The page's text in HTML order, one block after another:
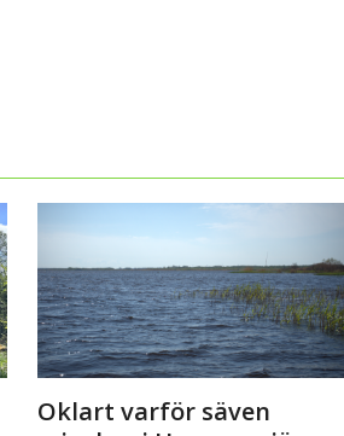
Oklart varför säven